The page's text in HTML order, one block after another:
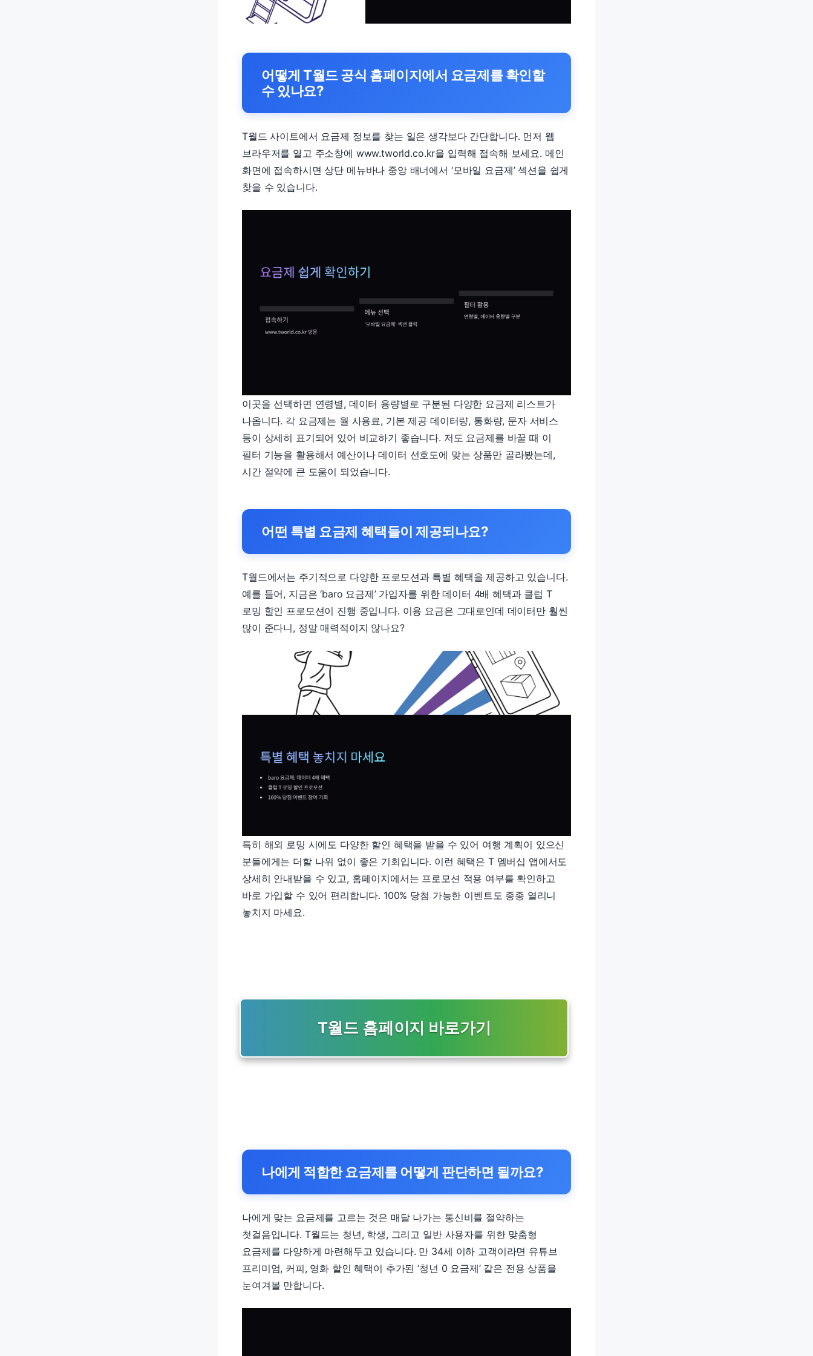
어떻게 T월드 공식 홈페이지에서 요금제를 확인할
수 있나요?
T월드 사이트에서 요금제 정보를 찾는 일은 생각보다 간단합니다. 먼저 웹
브라우저를 열고 주소창에 www.tworld.co.kr을 입력해 접속해 보세요. 메인
화면에 접속하시면 상단 메뉴바나 중앙 배너에서 ‘모바일 요금제’ 섹션을 쉽게
찾을 수 있습니다.
이곳을 선택하면 연령별, 데이터 용량별로 구분된 다양한 요금제 리스트가
나옵니다. 각 요금제는 월 사용료, 기본 제공 데이터량, 통화량, 문자 서비스
등이 상세히 표기되어 있어 비교하기 좋습니다. 저도 요금제를 바꿀 때 이
필터 기능을 활용해서 예산이나 데이터 선호도에 맞는 상품만 골라봤는데,
시간 절약에 큰 도움이 되었습니다.
어떤 특별 요금제 혜택들이 제공되나요?
T월드에서는 주기적으로 다양한 프로모션과 특별 혜택을 제공하고 있습니다.
예를 들어, 지금은 ‘baro 요금제’ 가입자를 위한 데이터 4배 혜택과 클럽 T
로밍 할인 프로모션이 진행 중입니다. 이용 요금은 그대로인데 데이터만 훨씬
많이 준다니, 정말 매력적이지 않나요?
특히 해외 로밍 시에도 다양한 할인 혜택을 받을 수 있어 여행 계획이 있으신
분들에게는 더할 나위 없이 좋은 기회입니다. 이런 혜택은 T 멤버십 앱에서도
상세히 안내받을 수 있고, 홈페이지에서는 프로모션 적용 여부를 확인하고
바로 가입할 수 있어 편리합니다. 100% 당첨 가능한 이벤트도 종종 열리니
놓치지 마세요.
T월드 홈페이지 바로가기
나에게 적합한 요금제를 어떻게 판단하면 될까요?
나에게 맞는 요금제를 고르는 것은 매달 나가는 통신비를 절약하는
첫걸음입니다. T월드는 청년, 학생, 그리고 일반 사용자를 위한 맞춤형
요금제를 다양하게 마련해두고 있습니다. 만 34세 이하 고객이라면 유튜브
프리미엄, 커피, 영화 할인 혜택이 추가된 ‘청년 0 요금제’ 같은 전용 상품을
눈여겨볼 만합니다.